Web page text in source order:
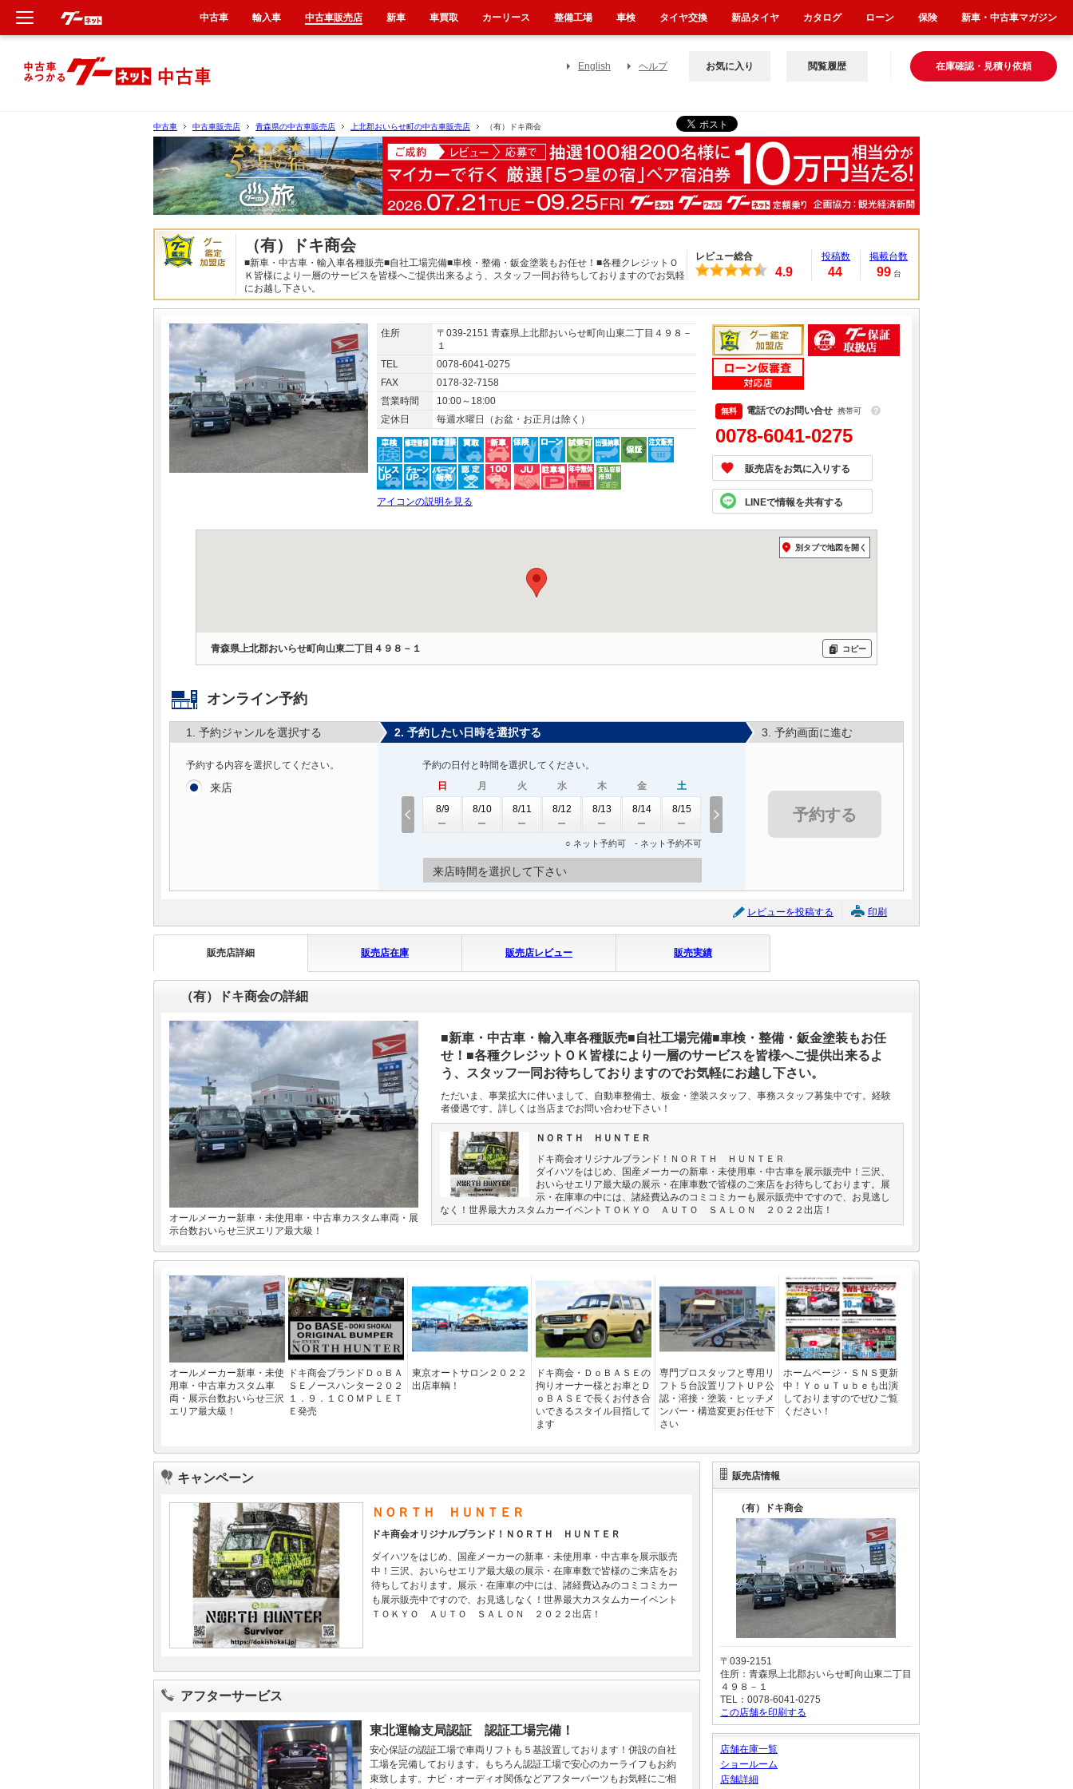
English ヘルプ 在庫確認・見積り依頼
お気に入り 閲覧履歴
中古車 中古車販売店 青森県の中古車販売店 上北郡おいらせ町の中古車販売店 （有）ドキ商会
（有）ドキ商会
■新車・中古車・輸入車各種販売■自社工場完備■車検・整備・鈑金塗装もお任せ！■各種クレジットＯ
Ｋ皆様により一層のサービスを皆様へご提供出来るよう、スタッフ一同お待ちしておりますのでお気軽
にお越し下さい。
レビュー総合
4.9
投稿数
44
掲載台数
99 台
住所
〒039-2151 青森県上北郡おいらせ町向山東二丁目４９８－
１
TEL
0078-6041-0275
FAX
0178-32-7158
営業時間
10:00～18:00
定休日
毎週水曜日（お盆・お正月は除く）
アイコンの説明を見る
電話でのお問い合せ 携帯可 ？
0078-6041-0275
販売店をお気に入りする
LINEで情報を共有する
別タブで地図を開く
青森県上北郡おいらせ町向山東二丁目４９８－１ コピー
オンライン予約
1. 予約ジャンルを選択する
予約する内容を選択してください。
来店
2. 予約したい日時を選択する
予約の日付と時間を選択してください。
日
8/9
月
8/10
火
8/11
水
8/12
木
8/13
金
8/14
土
8/15
○ ネット予約可 - ネット予約不可
来店時間を選択して下さい
3. 予約画面に進む
予約する
レビューを投稿する 印刷
販売店詳細 販売店在庫 販売店レビュー 販売実績
（有）ドキ商会の詳細
オールメーカー新車・未使用車・中古車カスタム車両・展
示台数おいらせ三沢エリア最大級！
■新車・中古車・輸入車各種販売■自社工場完備■車検・整備・鈑金塗装もお任
せ！■各種クレジットＯＫ皆様により一層のサービスを皆様へご提供出来るよ
う、スタッフ一同お待ちしておりますのでお気軽にお越し下さい。
ただいま、事業拡大に伴いまして、自動車整備士、板金・塗装スタッフ、事務スタッフ募集中です。経験
者優遇です。詳しくは当店までお問い合わせ下さい！
ＮＯＲＴＨ ＨＵＮＴＥＲ
ドキ商会オリジナルブランド！ＮＯＲＴＨ ＨＵＮＴＥＲ
ダイハツをはじめ、国産メーカーの新車・未使用車・中古車を展示販売中！三沢、
おいらせエリア最大級の展示・在庫車数で皆様のご来店をお待ちしております。展
示・在庫車の中には、諸経費込みのコミコミカーも展示販売中ですので、お見逃し
なく！世界最大カスタムカーイベントＴＯＫＹＯ ＡＵＴＯ ＳＡＬＯＮ ２０２２出店！
オールメーカー新車・未使
用車・中古車カスタム車
両・展示台数おいらせ三沢
エリア最大級！
ドキ商会ブランドＤｏＢＡ
ＳＥノースハンター２０２
１．９．１ＣＯＭＰＬＥＴ
Ｅ発売
東京オートサロン２０２２
出店車輌！
ドキ商会・ＤｏＢＡＳＥの
拘りオーナー様とお車とＤ
ｏＢＡＳＥで長くお付き合
いできるスタイル目指して
ます
専門プロスタッフと専用リ
フト５台設置リフトＵＰ公
認・溶接・塗装・ヒッチメ
ンバー・構造変更お任せ下
さい
ホームページ・ＳＮＳ更新
中！ＹｏｕＴｕｂｅも出演
しておりますのでぜひご覧
ください！
キャンペーン
ＮＯＲＴＨ ＨＵＮＴＥＲ
ドキ商会オリジナルブランド！ＮＯＲＴＨ ＨＵＮＴＥＲ
ダイハツをはじめ、国産メーカーの新車・未使用車・中古車を展示販売
中！三沢、おいらせエリア最大級の展示・在庫車数で皆様のご来店をお
待ちしております。展示・在庫車の中には、諸経費込みのコミコミカー
も展示販売中ですので、お見逃しなく！世界最大カスタムカーイベント
ＴＯＫＹＯ ＡＵＴＯ ＳＡＬＯＮ ２０２２出店！
アフターサービス
東北運輸支局認証 認証工場完備！
安心保証の認証工場で車両リフトも５基設置しております！併設の自社
工場を完備しております。もちろん認証工場で安心のカーライフもお約
束致します。ナビ・オーディオ関係などアフターパーツもお気軽にご相
販売店情報
（有）ドキ商会
〒039-2151
住所：青森県上北郡おいらせ町向山東二丁目
４９８－１
TEL：0078-6041-0275
この店舗を印刷する
店舗在庫一覧
ショールーム
店舗詳細
中古車 輸入車 中古車販売店 新車 車買取 カーリース 整備工場 車検 タイヤ交換 新品タイヤ カタログ ローン 保険 新車・中古車マガジン
新車